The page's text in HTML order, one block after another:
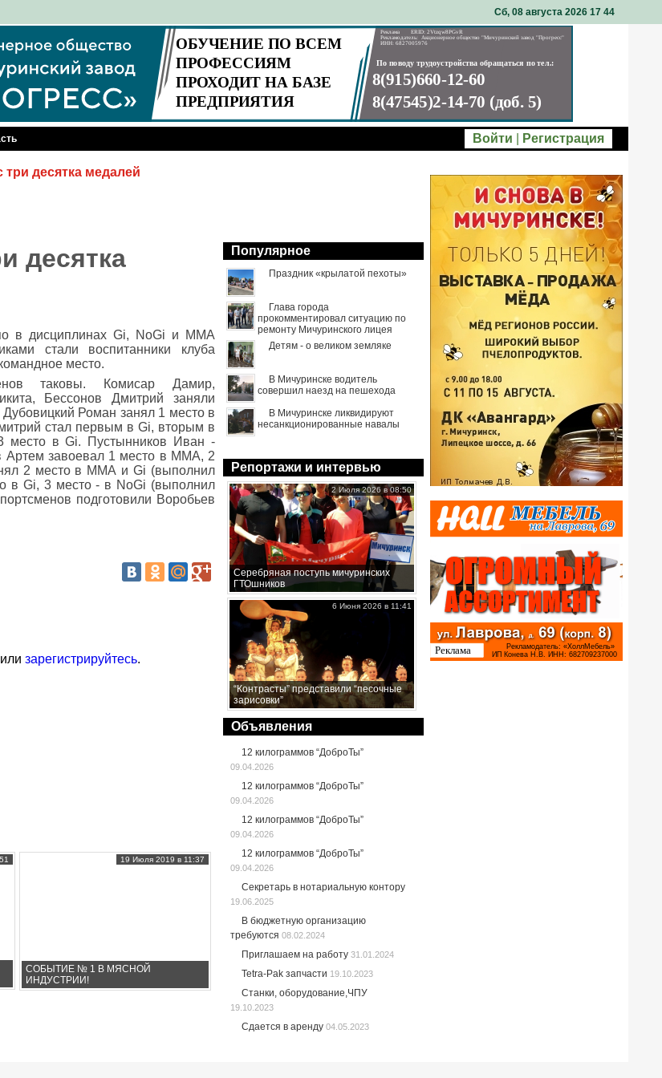
Сб, 08 августа 2026 17: 44
Войти Регистрация
десятка медалей
десятка
в дисциплинах Gi, NoGi и ММА
стали воспитанники клуба
место.
таковы. Комисар Дамир,
Бессонов Дмитрий заняли
Роман занял 1 место в
стал первым в Gi, вторым в
место в Gi. Пустынников Иван -
Артем завоевал 1 место в ММА, 2
2 место в ММА и Gi (выполнил
в Gi, 3 место - в NoGi (выполнил
подготовили Воробьев
зарегистрируйтесь.
СОБЫТИЕ № 1 В МЯСНОЙ
ИНДУСТРИИ!
19 Июля 2019 в 11:37
Популярное
Праздник «крылатой пехоты»
Глава города
прокомментировал ситуацию по
ремонту Мичуринского лицея
Детям - о великом земляке
В Мичуринске водитель
совершил наезд на пешехода
В Мичуринске ликвидируют
несанкционированные навалы
Репортажи и интервью
Серебряная поступь мичуринских
ГТОшников
2 Июля 2026 в 08:50
“Контрасты” представили “песочные
зарисовки”
6 Июня 2026 в 11:41
Объявления
12 килограммов “ДоброТы”
09.04.2026
12 килограммов “ДоброТы”
09.04.2026
12 килограммов “ДоброТы”
09.04.2026
12 килограммов “ДоброТы”
09.04.2026
Секретарь в нотариальную контору
19.06.2025
В бюджетную организацию
требуются 08.02.2024
Приглашаем на работу 31.01.2024
Tetra-Pak запчасти 19.10.2023
Станки, оборудование,ЧПУ
19.10.2023
Сдается в аренду 04.05.2023